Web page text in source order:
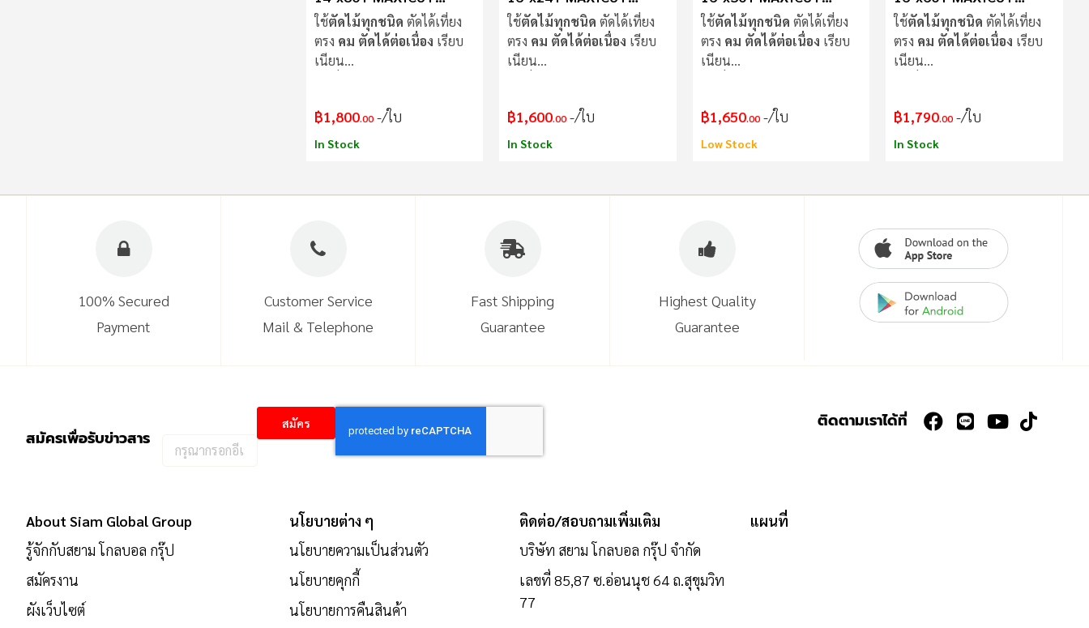
Procut
ใช้ตัดไม้ทุกชนิด ตัดได้เที่ยง
ตรง คม ตัดได้ต่อเนื่อง เรียบ
เนียน
฿1,800.00 /ใบ
In Stock
Procut
ใช้ตัดไม้ทุกชนิด ตัดได้เที่ยง
ตรง คม ตัดได้ต่อเนื่อง เรียบ
เนียน
฿1,600.00 /ใบ
In Stock
Procut
ใช้ตัดไม้ทุกชนิด ตัดได้เที่ยง
ตรง คม ตัดได้ต่อเนื่อง เรียบ
เนียน
฿1,650.00 /ใบ
Low Stock
Procut
ใช้ตัดไม้ทุกชนิด ตัดได้เที่ยง
ตรง คม ตัดได้ต่อเนื่อง เรียบ
เนียน
฿1,790.00 /ใบ
In Stock
Payment
Mail & Telephone
Guarantee
สมัคร